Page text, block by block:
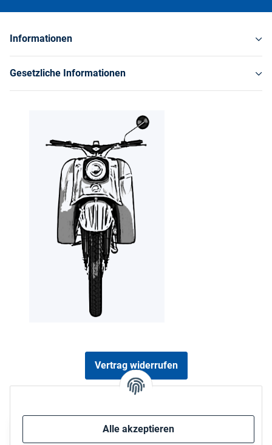
Alle akzeptieren
Informationen
Gesetzliche Informationen
Vertrag widerrufen